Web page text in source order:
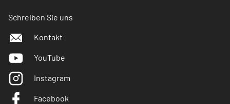
Schreiben Sie uns
Kontakt
YouTube
Instagram
Facebook